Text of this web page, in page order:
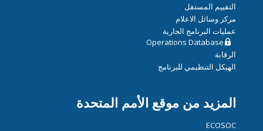
التقييم المستقل
مركز وسائل الاعلام
عمليات البرنامج الجارية
Operations Database
الرقابة
الهيكل التنظيمي للبرنامج
المزيد من موقع الأمم المتحدة
ECOSOC